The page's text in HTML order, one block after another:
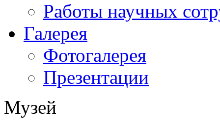
Работы научных
Галерея
Фотогалерея
Презентации
Музей